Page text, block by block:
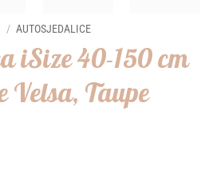
/ AUTOSJEDALICE
iSize 40-150 cm
Velsa, Taupe